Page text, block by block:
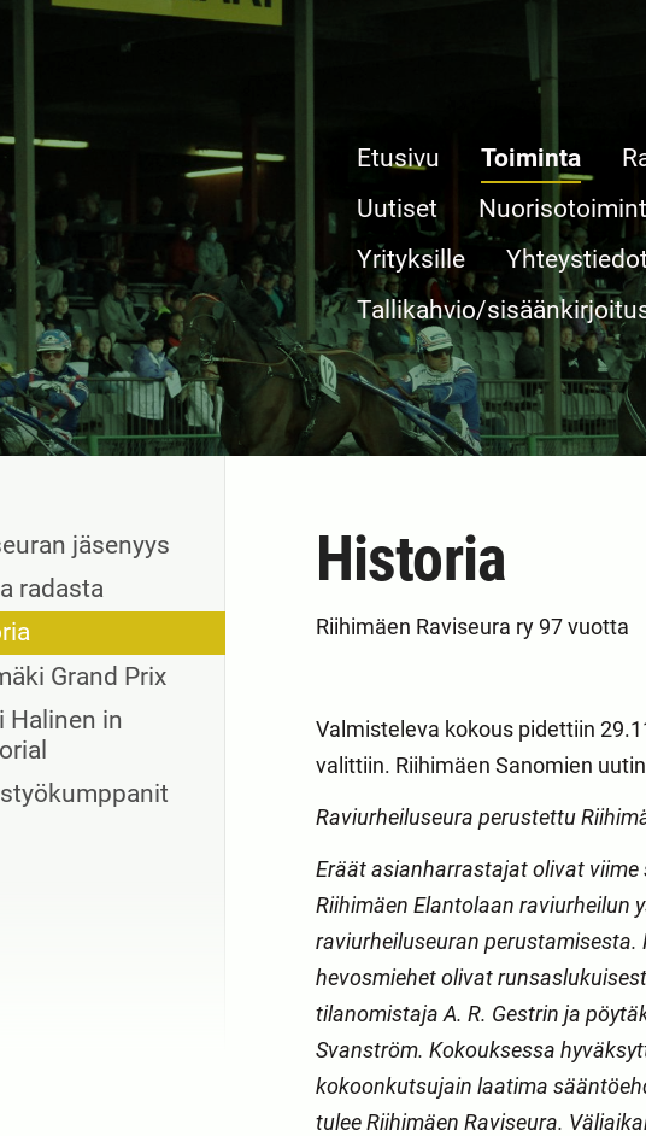
Etusivu Toiminta
Uutiset
Yrityksille
Tallikahvio/
jäsenyys
radasta
Grand Prix
Halinen in
Historia
Riihimäen Raviseura ry 97 vuotta
Valmisteleva kokous pidettiin
valittiin. Riihimäen Sanomien
Raviurheiluseura perustettu
Eräät asianharrastajat olivat
Riihimäen Elantolaan raviurheilun
raviurheiluseuran
hevosmiehet olivat
tilanomistaja A. R. Gestrin ja
Svanström. Kokouksessa
kokoonkutsujain laatima
tulee Riihimäen Raviseura.